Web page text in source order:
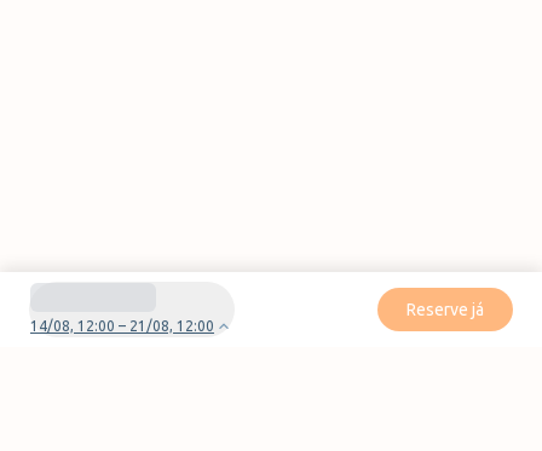
14/08, 12:00 – 21/08, 12:00
Reserve já